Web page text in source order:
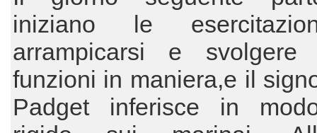
iniziano le
arrampicarsi e svolgere
funzioni in maniera,e il
Padget inferisce in